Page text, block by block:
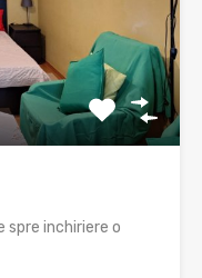
spre inchiriere o